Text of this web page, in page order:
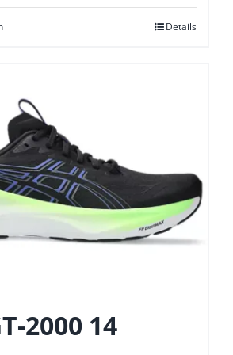
Dit
variaties.
Deze
optie
kan
gekozen
worden
op
productpagina
Details
2000 14